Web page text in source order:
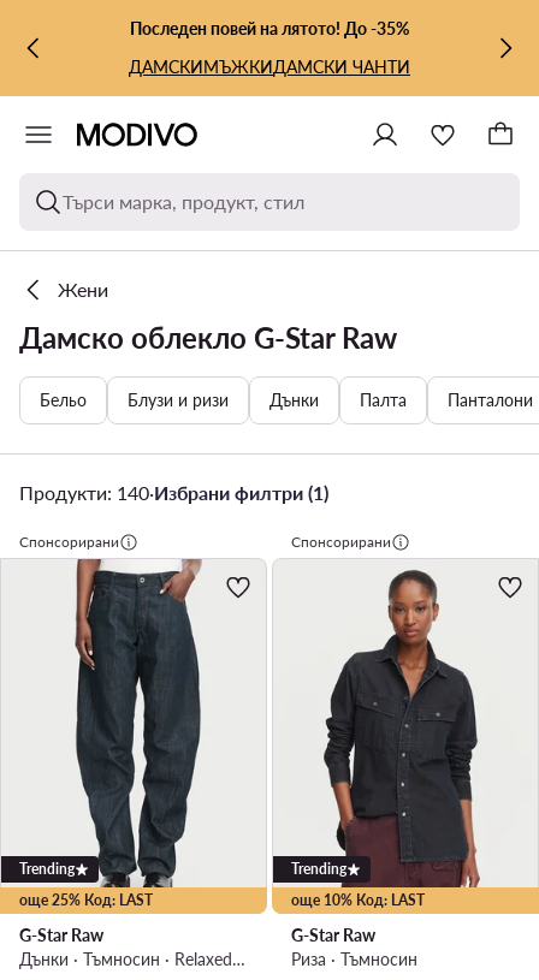
КЪМ ОСНОВНОТО СЪДЪРЖАНИЕ
КЪМ ТЪРСЕНЕПоследен повей на лятото! До -35%
ДАМСКИМЪЖКИДАМСКИ ЧАНТИ
Търси марка, продукт, стил
Жени
Дамско облекло G-Star Raw
Бельо Блузи и ризи Дънки Палта Панталони
Продукти: 140·Избрани филтри (1)
Спонсорирани
още 25% Код: LAST
Trending
G-Star Raw
Дънки · Тъмносин · Relaxed Fit
Спонсорирани
още 10% Код: LAST
Trending
G-Star Raw
Риза · Тъмносин